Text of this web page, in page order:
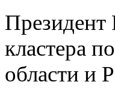
Президент
кластера
области и